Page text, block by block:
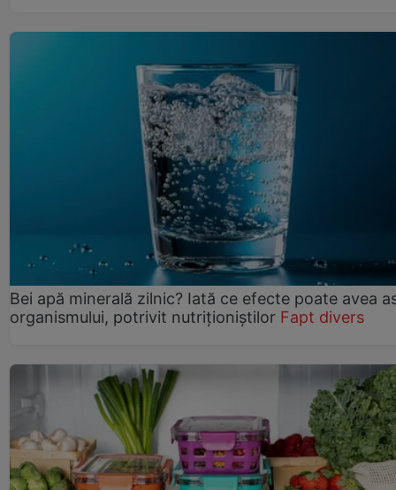
Bei apă minerală zilnic? Iată ce efecte poate avea
organismului, potrivit nutriționiștilor Fapt divers